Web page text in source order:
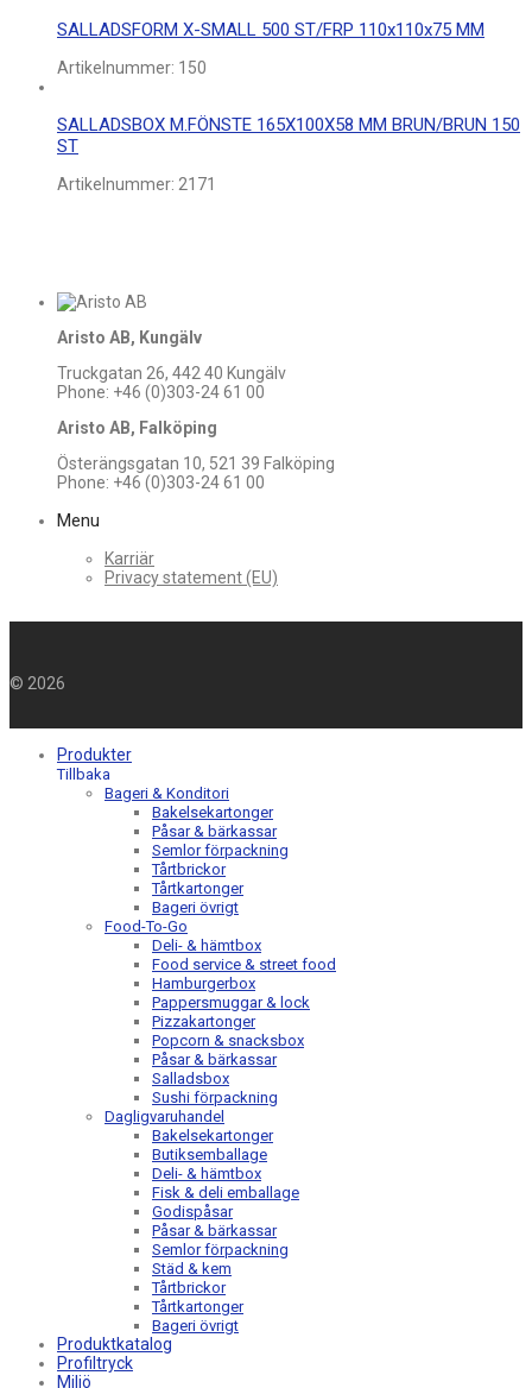
SALLADSFORM X-SMALL 500 ST/FRP 110x110x75 MM
Artikelnummer: 150
SALLADSBOX M.FÖNSTE 165X100X58 MM BRUN/BRUN 150
ST
Artikelnummer: 2171
Aristo AB, Kungälv
Truckgatan 26, 442 40 Kungälv
Phone: +46 (0)303-24 61 00
Aristo AB, Falköping
Österängsgatan 10, 521 39 Falköping
Phone: +46 (0)303-24 61 00
Menu
Karriär
Privacy statement (EU)
© 2026
Produkter
Tillbaka
Bageri & Konditori
Bakelsekartonger
Påsar & bärkassar
Semlor förpackning
Tårtbrickor
Tårtkartonger
Bageri övrigt
Food-To-Go
Deli- & hämtbox
Food service & street food
Hamburgerbox
Pappersmuggar & lock
Pizzakartonger
Popcorn & snacksbox
Påsar & bärkassar
Salladsbox
Sushi förpackning
Dagligvaruhandel
Bakelsekartonger
Butiksemballage
Deli- & hämtbox
Fisk & deli emballage
Godispåsar
Påsar & bärkassar
Semlor förpackning
Städ & kem
Tårtbrickor
Tårtkartonger
Bageri övrigt
Produktkatalog
Profiltryck
Miljö